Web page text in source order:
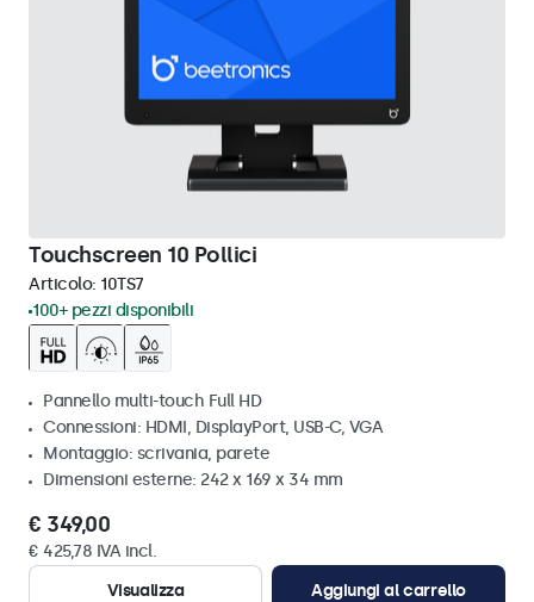
Touchscreen 10 Pollici
Articolo: 10TS7
100+ pezzi disponibili
Pannello multi-touch Full HD
Connessioni: HDMI, DisplayPort, USB-C, VGA
Montaggio: scrivania, parete
Dimensioni esterne: 242 x 169 x 34 mm
€ 349,00
€ 425,78 IVA incl.
Visualizza
Aggiungi al carrello